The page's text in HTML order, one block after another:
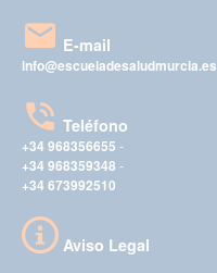
E-mail
info@escueladesaludmurcia.es
Teléfono
+34 968356655 -
+34 968359348 -
+34 673992510
Aviso Legal